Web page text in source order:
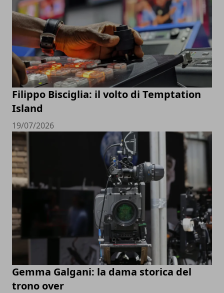
Filippo Bisciglia: il volto di Temptation
Island
19/07/2026
Gemma Galgani: la dama storica del
trono over